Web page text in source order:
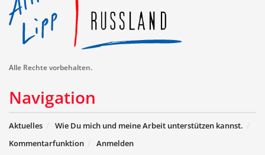
Alle Rechte vorbehalten.
Navigation
Aktuelles
Wie Du mich und meine Arbeit unterstützen kannst.
Kommentarfunktion
Anmelden